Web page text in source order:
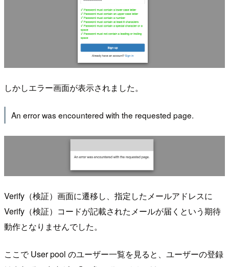
しかしエラー画面が表示されました。
An error was encountered with the requested page.
Verify（検証）画面に遷移し、指定したメールアドレスに
Verify（検証）コードが記載されたメールが届くという期待
動作となりませんでした。
ここで User pool のユーザー一覧を見ると、ユーザーの登録